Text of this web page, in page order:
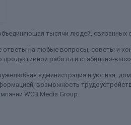
тысячи людей, связанных с
ответы на любые вопросы, советы и
работы и стабильно-
администрация и уютная,
возможность
WCB Media Group.